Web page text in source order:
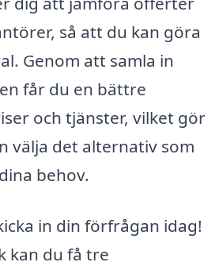
så att du kan göra
Genom att samla in
får du en bättre
och tjänster, vilket gör
välja det alternativ som
behov.
in din förfrågan idag!
kan du få tre